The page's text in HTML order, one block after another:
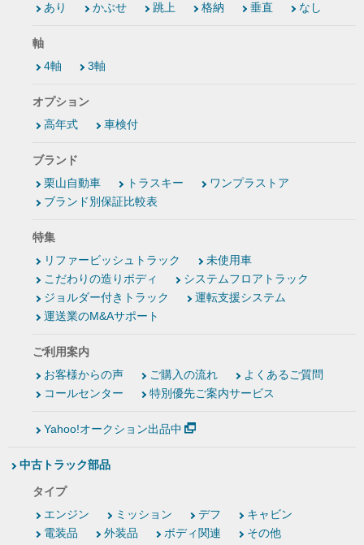
あり
かぶせ 跳上 格納 垂直 なし
軸
4軸
3軸
オプション
高年式
車検付
ブランド
栗山自動車
トラスキー
ワンプラストア
ブランド別保証比較表
特集
リファービッシュトラック
未使用車
こだわりの造りボディ
システムフロアトラック
ジョルダー付きトラック
運転支援システム
運送業のM&Aサポート
ご利用案内
お客様からの声
ご購入の流れ
よくあるご質問
コールセンター
特別優先ご案内サービス
Yahoo!オークション出品中
中古トラック部品
タイプ
エンジン
ミッション デフ
キャビン
電装品
外装品 ボディ関連 その他